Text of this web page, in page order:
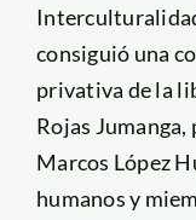
consiguió una
privativa de la
Rojas
Marcos López
humanos y